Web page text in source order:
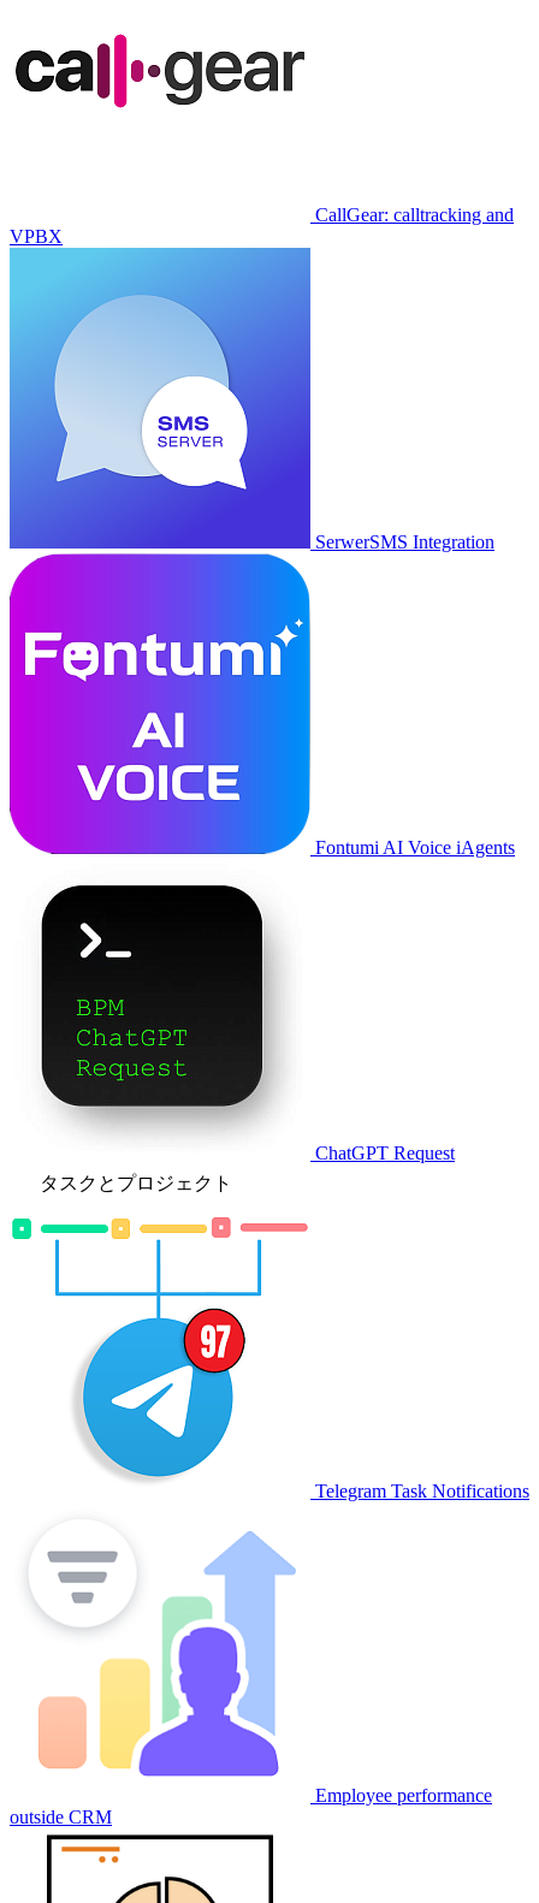
CallGear: calltracking and
VPBX
SerwerSMS Integration
Fontumi AI Voice iAgents
ChatGPT Request
タスクとプロジェクト
Telegram Task Notifications
Employee performance
outside CRM